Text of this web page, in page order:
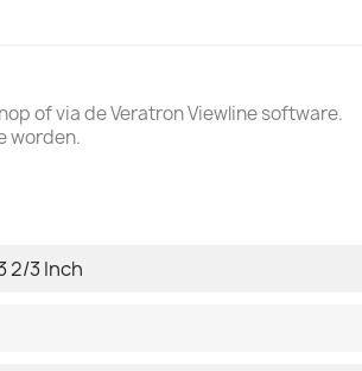
of via de Veratron Viewline software.
worden.
2/3 Inch